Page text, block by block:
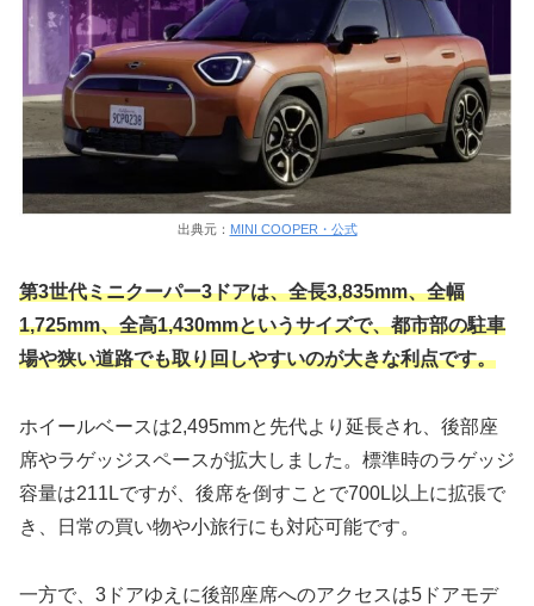
出典元： MINI COOPER・公式
第3世代ミニクーパー3ドアは、全長3,835mm、全幅
1,725mm、全高1,430mmというサイズで、都市部の駐車
場や狭い道路でも取り回しやすいのが大きな利点です。
ホイールベースは2,495mmと先代より延長され、後部座
席やラゲッジスペースが拡大しました。標準時のラゲッジ
容量は211Lですが、後席を倒すことで700L以上に拡張で
き、日常の買い物や小旅行にも対応可能です。
一方で、3ドアゆえに後部座席へのアクセスは5ドアモデ